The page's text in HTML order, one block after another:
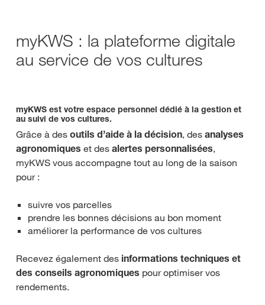
myKWS : la plateforme digitale
au service de vos cultures
myKWS est votre espace personnel dédié à la gestion et
au suivi de vos cultures.
Grâce à des outils d’aide à la décision, des analyses
agronomiques et des alertes personnalisées,
myKWS vous accompagne tout au long de la saison
pour :
suivre vos parcelles
prendre les bonnes décisions au bon moment
améliorer la performance de vos cultures
Recevez également des informations techniques et
des conseils agronomiques pour optimiser vos
rendements.